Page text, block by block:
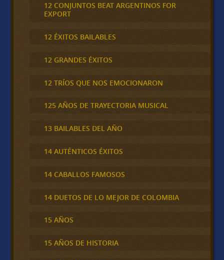
12 CONJUNTOS BEAT ARGENTINOS FOR
EXPORT
12 ÉXITOS BAILABLES
12 GRANDES ÉXITOS
12 TRÍOS QUE NOS EMOCIONARON
125 AÑOS DE TRAYECTORIA MUSICAL
13 BAILABLES DEL AÑO
14 AUTÉNTICOS ÉXITOS
14 CABALLOS FAMOSOS
14 DUETOS DE LO MEJOR DE COLOMBIA
15 AÑOS
15 AÑOS DE HISTORIA